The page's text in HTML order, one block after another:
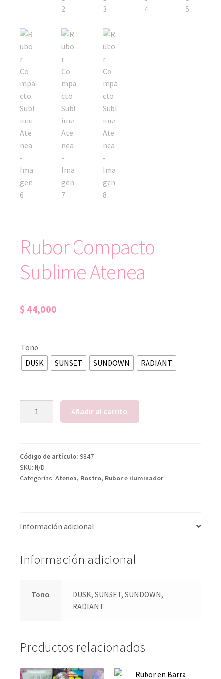
Rubor Compacto
Sublime Atenea
$ 44,000
Tono
DUSK
SUNSET SUNDOWN RADIANT
Añadir al carrito
Código de artículo: 9847
SKU: N/D
Categorías: Atenea, Rostro, Rubor e iluminador
Información adicional
Información adicional
Tono
DUSK, SUNSET, SUNDOWN,
RADIANT
Productos relacionados